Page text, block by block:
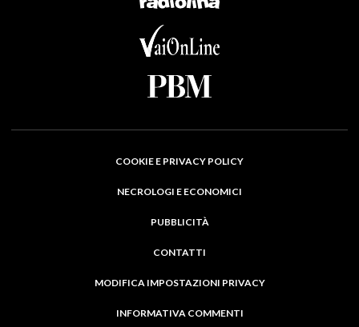
COOKIE E PRIVACY POLICY
NECROLOGI E ECONOMICI
PUBBLICITÀ
CONTATTI
MODIFICA IMPOSTAZIONI PRIVACY
INFORMATIVA COMMENTI